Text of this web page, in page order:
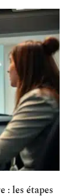
: les étapes